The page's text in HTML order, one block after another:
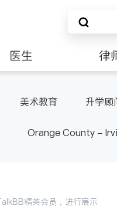
医生 律
美术教育 升学顾
Orange County -
精英会员，进行展示